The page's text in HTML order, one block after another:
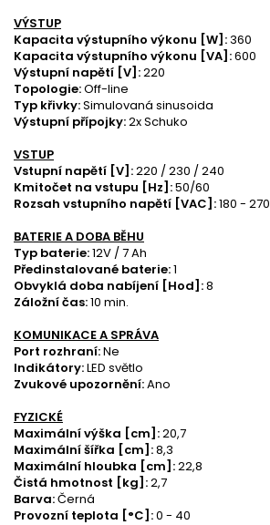
VÝSTUP
Kapacita výstupního výkonu [W]:360
Kapacita výstupního výkonu [VA]:600
Výstupní napětí [V]:220
Topologie:Off-line
Typ křivky:Simulovaná sinusoida
Výstupní přípojky:2x Schuko
VSTUP
Vstupní napětí [V]:220 / 230 / 240
Kmitočet na vstupu [Hz]:50/60
Rozsah vstupního napětí [VAC]:180 - 270
BATERIE A DOBA BĚHU
Typ baterie:12V / 7 Ah
Předinstalované baterie:1
Obvyklá doba nabíjení [Hod]:8
Záložní čas:10 min.
KOMUNIKACE A SPRÁVA
Port rozhraní:Ne
Indikátory:LED světlo
Zvukové upozornění:Ano
FYZICKÉ
Maximální výška [cm]:20,7
Maximální šířka [cm]:8,3
Maximální hloubka [cm]:22,8
Čistá hmotnost [kg]:2,7
Barva:Černá
Provozní teplota [°C]:0 - 40